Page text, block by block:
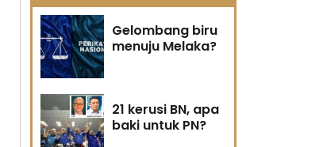
Gelombang biru
menuju Melaka?
21 kerusi BN, apa
baki untuk PN?